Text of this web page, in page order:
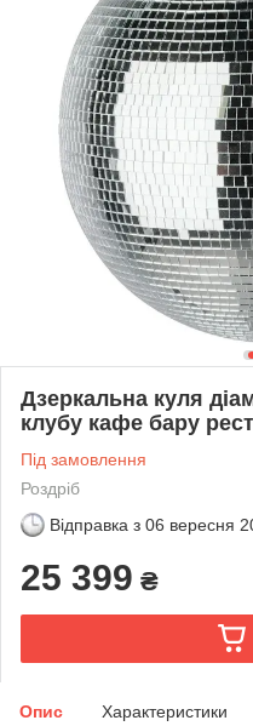
Дзеркальна куля
клубу кафе бару
Під замовлення
Роздріб
Відправка з 06 вересня
25 399 ₴
Опис Характеристики